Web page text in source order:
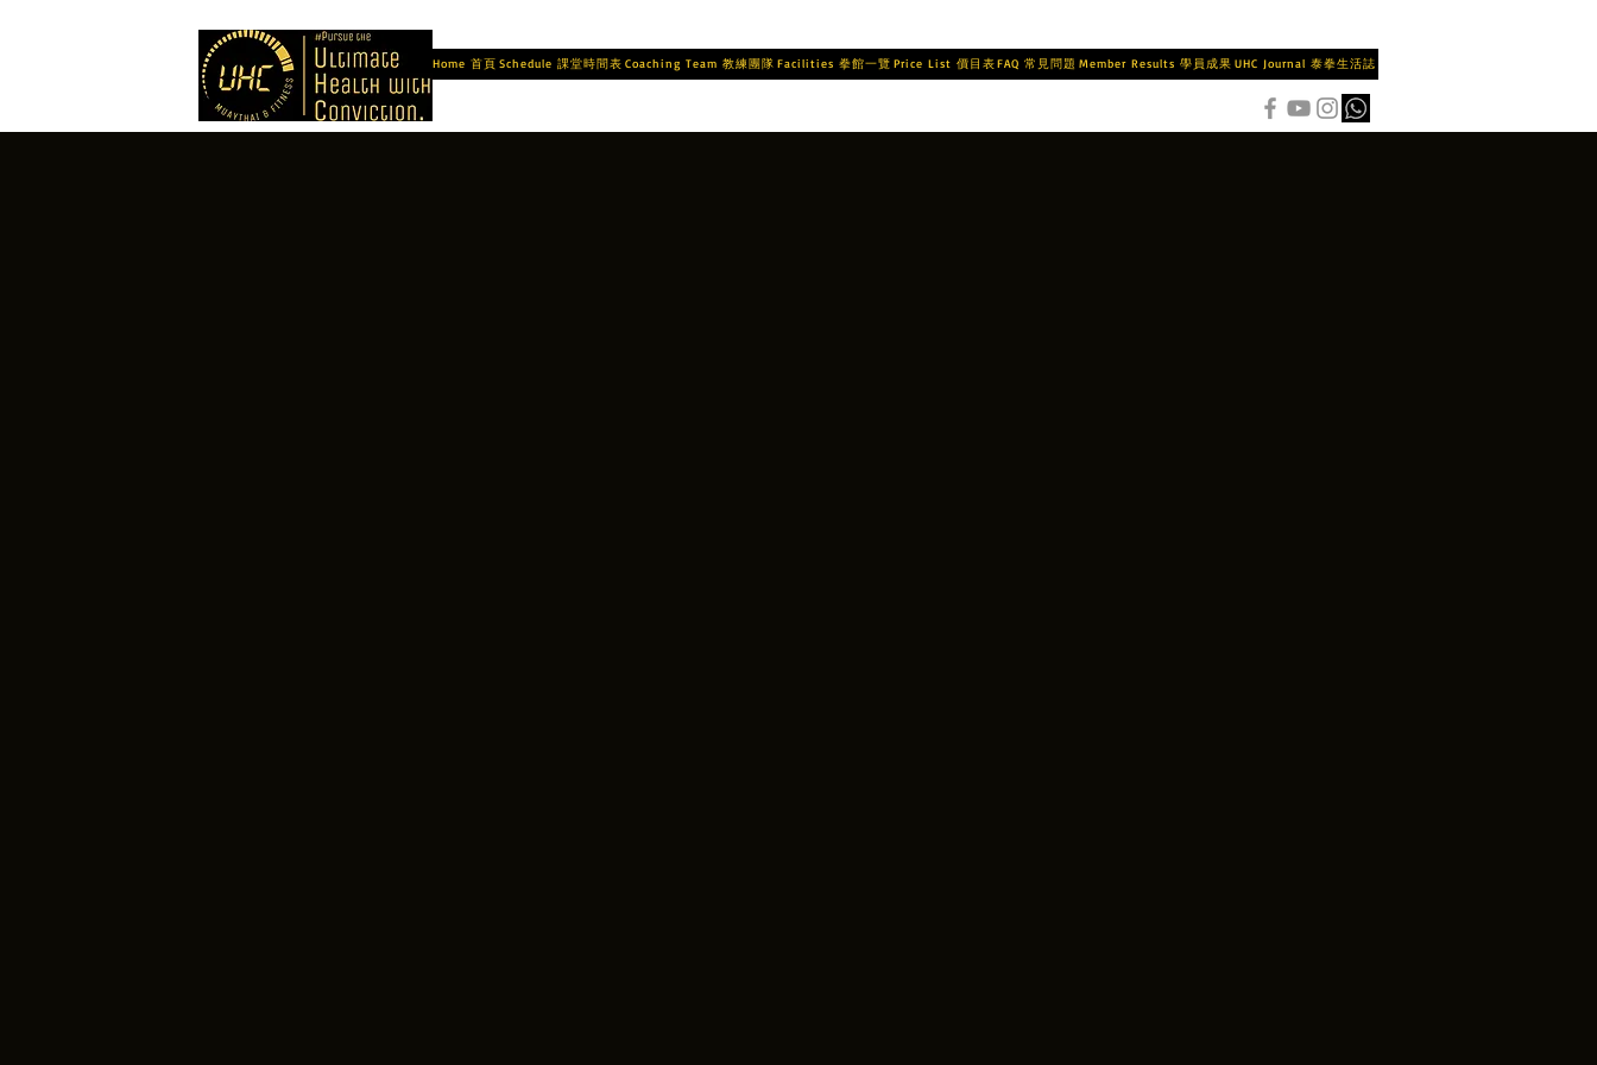
Home 首頁 Schedule 課堂時間表 Coaching Team 教練團隊 Facilities 拳館一覽 Price List 價目表FAQ 常見問題 Member Results 學員成果 UHC Journal 泰拳生活誌